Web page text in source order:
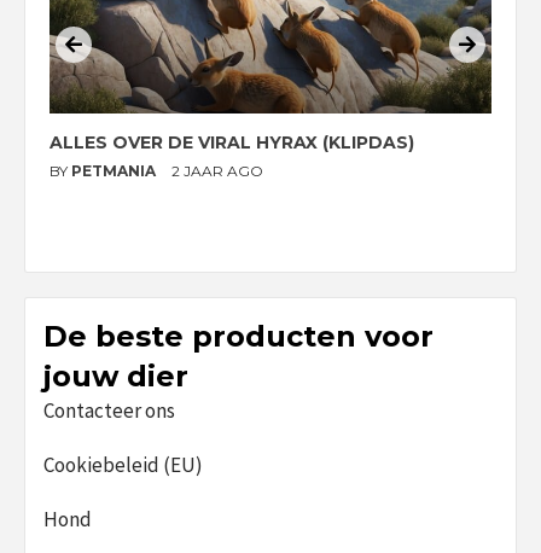
ALLES OVER DE VIRAL HYRAX (KLIPDAS)
BY PETMANIA 2 JAAR AGO
De beste producten voor
jouw dier
Contacteer ons
Cookiebeleid (EU)
Hond